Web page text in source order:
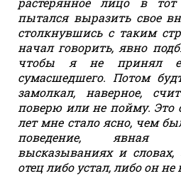
пытался выразить свое
столкнувшись с таким
начал говорить, явно
чтобы я не принял
сумасшедшего. Потом
замолкал, наверное,
поверю или не пойму. Это
лет мне стало ясно, чем
поведение, явная
высказываниях и словах,
отец либо устал, либо он не